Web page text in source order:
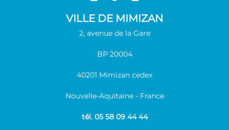
VILLE DE MIMIZAN
2, avenue de la Gare
BP 20004
40201 Mimizan cedex
Nouvelle-Aquitaine - France
tél. 05 58 09 44 44